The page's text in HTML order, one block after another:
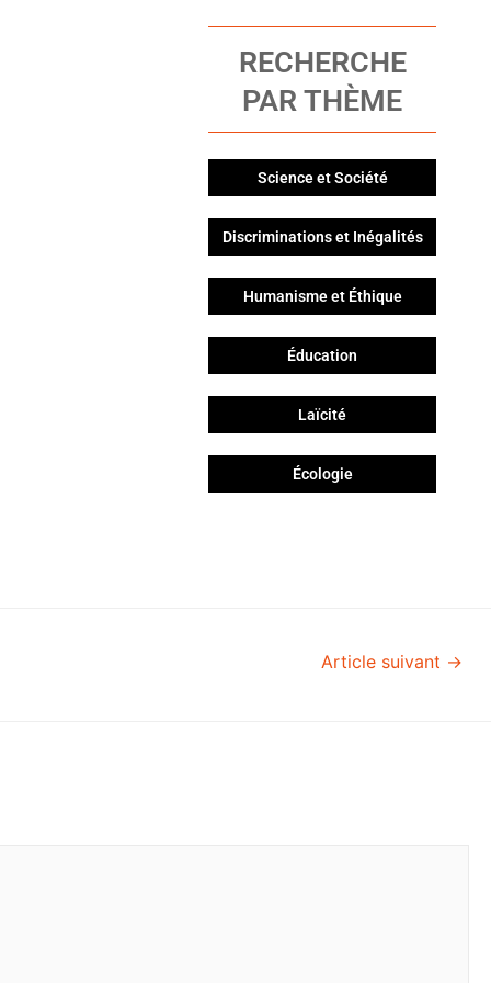
RECHERCHE
PAR THÈME
Science et Société
Discriminations et Inégalités
Humanisme et Éthique
Éducation
Laïcité
Écologie
Article suivant →